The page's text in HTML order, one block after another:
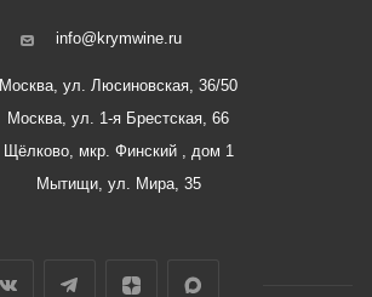
info@krymwine.ru
Москва, ул. Люсиновская, 36/50
Москва, ул. 1-я Брестская, 66
Щёлково, мкр. Финский , дом 1
Мытищи, ул. Мира, 35